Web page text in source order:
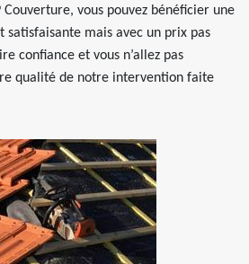
vous pouvez bénéficier une
satisfaisante mais avec un prix pas
confiance et vous n’allez pas
qualité de notre intervention faite